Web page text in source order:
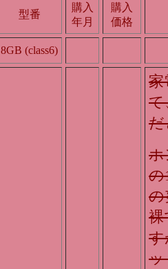
型番
購入
年月
購入
価格
8GB (class6)
家
て
だ
ホ
の
の
裸
す
ッ